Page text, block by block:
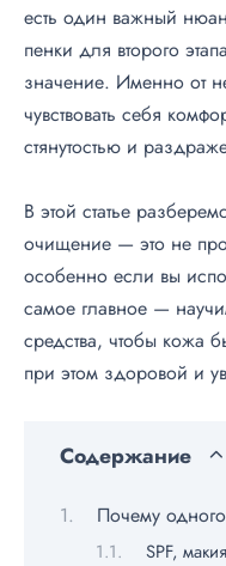
есть один важный
пенки для второго
значение. Именно от
чувствовать себя
стянутостью и
В этой статье
очищение — это не
особенно если вы
самое главное —
средства, чтобы кожа
при этом здоровой и
Содержание
Почему
SPF,